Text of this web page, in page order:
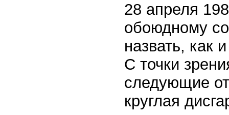
28 апреля
обоюдному
назвать, как
С точки
следующие
круглая